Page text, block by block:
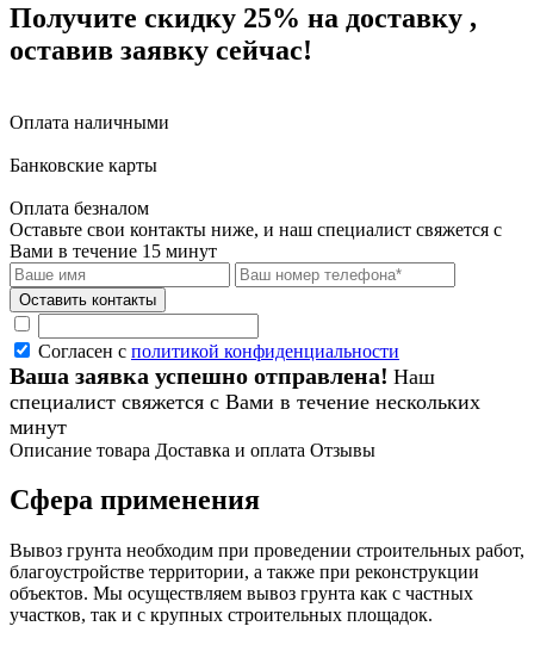
Получите скидку 25% на доставку ,
оставив заявку сейчас!
Оплата наличными
Банковские карты
Оплата безналом
Оставьте свои контакты ниже, и наш специалист свяжется с
Вами в течение 15 минут
Согласен с политикой конфиденциальности
Ваша заявка успешно отправлена! Наш
специалист свяжется с Вами в течение нескольких
минут
Описание товара Доставка и оплата Отзывы
Сфера применения
Вывоз грунта необходим при проведении строительных работ,
благоустройстве территории, а также при реконструкции
объектов. Мы осуществляем вывоз грунта как с частных
участков, так и с крупных строительных площадок.